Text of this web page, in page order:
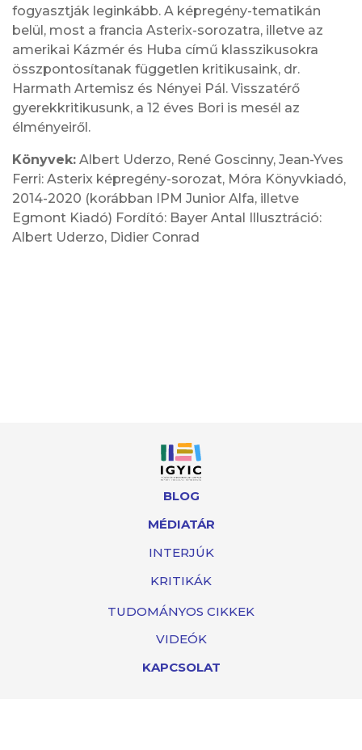
fogyasztják leginkább. A képregény-tematikán
belül, most a francia Asterix-sorozatra, illetve az
amerikai Kázmér és Huba című klasszikusokra
összpontosítanak független kritikusaink, dr.
Harmath Artemisz és Nényei Pál. Visszatérő
gyerekkritikusunk, a 12 éves Bori is mesél az
élményeiről.
Könyvek: Albert Uderzo, René Goscinny, Jean-Yves
Ferri: Asterix képregény-sorozat, Móra Könyvkiadó,
2014-2020 (korábban IPM Junior Alfa, illetve
Egmont Kiadó) Fordító: Bayer Antal Illusztráció:
Albert Uderzo, Didier Conrad
BLOG
MÉDIATÁR
INTERJÚK
KRITIKÁK
TUDOMÁNYOS CIKKEK
VIDEÓK
KAPCSOLAT